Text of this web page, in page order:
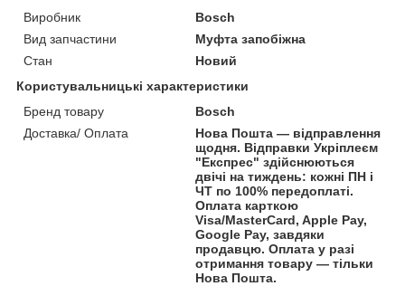
Виробник
Bosch
Вид запчастини
Муфта запобіжна
Стан
Новий
Користувальницькі характеристики
Бренд товару
Bosch
Доставка/ Оплата
Нова Пошта — відправлення
щодня. Відправки Укріплеєм
"Експрес" здійснюються
двічі на тиждень: кожні ПН і
ЧТ по 100% передоплаті.
Оплата карткою
Visa/MasterCard, Apple Pay,
Google Pay, завдяки
продавцю. Оплата у разі
отримання товару — тільки
Нова Пошта.